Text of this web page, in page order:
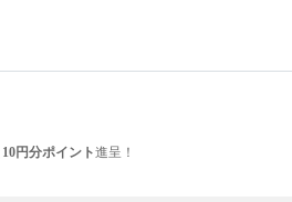
10円分ポイント進呈！